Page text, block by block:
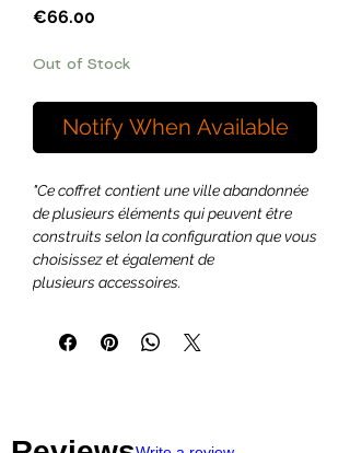
€66.00
Out of Stock
Notify When Available
"Ce coffret contient une ville abandonnée
de plusieurs éléments qui peuvent être
construits selon la configuration que vous
choisissez et également de
plusieurs accessoires.
nombreux univers : Médiéval fantaisie,
guerre Napoléonienne, seconde guerre
Entertainmentde 28 mm est idéale